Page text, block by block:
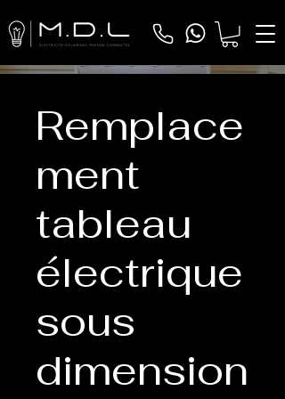
Remplace
ment
tableau
électrique
sous
dimension